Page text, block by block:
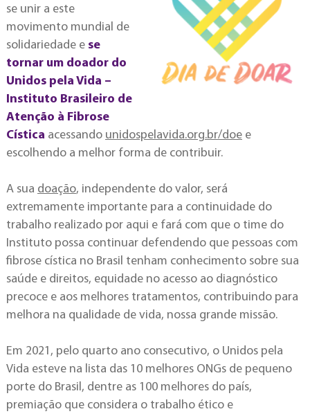
se unir a este
movimento mundial de
solidariedade e se
tornar um doador do
Unidos pela Vida –
Instituto Brasileiro de
Atenção à Fibrose
Cística acessando unidospelavida.org.br/doee
escolhendo a melhor forma de contribuir.
A sua doação, independente do valor, será
extremamente importante para a continuidade do
trabalho realizado por aqui e fará com que o time do
Instituto possa continuar defendendo que pessoas com
fibrose cística no Brasil tenham conhecimento sobre sua
saúde e direitos, equidade no acesso ao diagnóstico
precoce e aos melhores tratamentos, contribuindo para
melhora na qualidade de vida, nossa grande missão.
Em 2021, pelo quarto ano consecutivo, o Unidos pela
Vida esteve na lista das 10 melhores ONGs de pequeno
porte do Brasil, dentre as 100 melhores do país,
premiação que considera o trabalho ético e